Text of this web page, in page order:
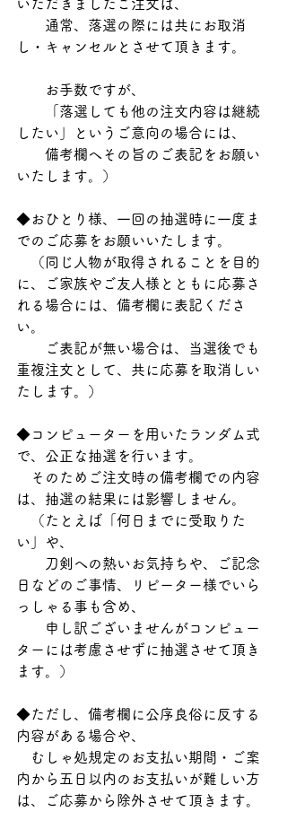
いただきましたご注文は、
通常、落選の際には共にお取消
し・キャンセルとさせて頂きます。
お手数ですが、
「落選しても他の注文内容は継続
したい」というご意向の場合には、
備考欄へその旨のご表記をお願い
いたします。）
◆おひとり様、一回の抽選時に一度ま
でのご応募をお願いいたします。
（同じ人物が取得されることを目的
に、ご家族やご友人様とともに応募さ
れる場合には、備考欄に表記くださ
い。
ご表記が無い場合は、当選後でも
重複注文として、共に応募を取消しい
たします。）
◆コンピューターを用いたランダム式
で、公正な抽選を行います。
そのためご注文時の備考欄での内容
は、抽選の結果には影響しません。
（たとえば「何日までに受取りた
い」や、
刀剣への熱いお気持ちや、ご記念
日などのご事情、リピーター様でいら
っしゃる事も含め、
申し訳ございませんがコンピュー
ターには考慮させずに抽選させて頂き
ます。）
◆ただし、備考欄に公序良俗に反する
内容がある場合や、
むしゃ処規定のお支払い期間・ご案
内から五日以内のお支払いが難しい方
は、ご応募から除外させて頂きます。